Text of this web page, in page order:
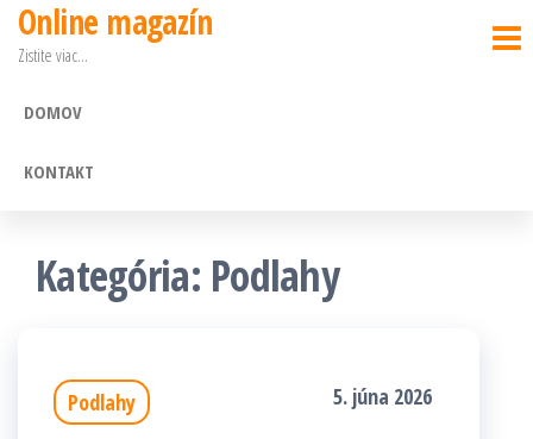
Preskočiť
obsah
Online magazín
Zistite viac…
DOMOV
KONTAKT
Kategória: Podlahy
Podlahy 5. júna 2026